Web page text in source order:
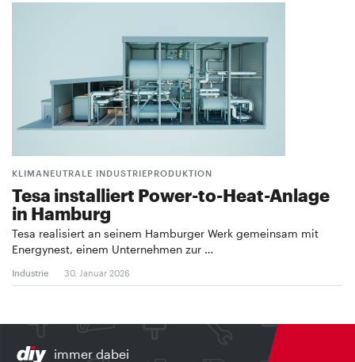
KLIMANEUTRALE INDUSTRIEPRODUKTION
Tesa installiert Power-to-Heat-Anlage
in Hamburg
Tesa realisiert an seinem Hamburger Werk gemeinsam mit
Energynest, einem Unternehmen zur …
Industrie 30. Januar 2026
immer dabei